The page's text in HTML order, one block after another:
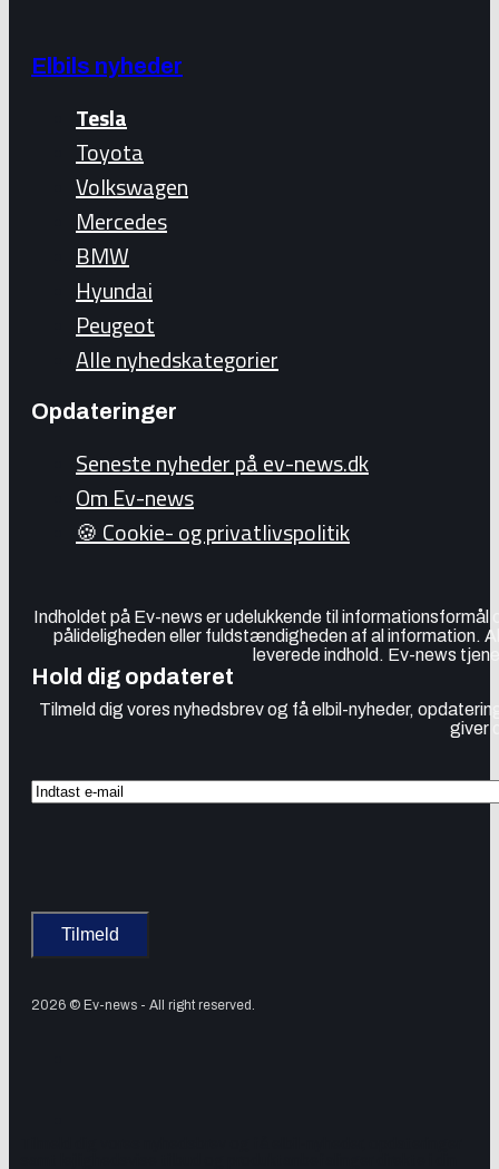
Elbils nyheder
Tesla
Toyota
Volkswagen
Mercedes
BMW
Hyundai
Peugeot
Alle nyhedskategorier
Opdateringer
Seneste nyheder på ev-news.dk
Om Ev-news
🍪 Cookie- og privatlivspolitik
Indholdet på Ev-news er udelukkende til
pålideligheden eller fuldstændigheden af al information.
leverede indhold. Ev-news
Hold dig opdateret
Tilmeld dig vores nyhedsbrev og få elbil-nyheder,
giver
2026 © Ev-news - All right reserved.